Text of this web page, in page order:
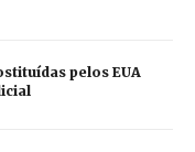
pelos EUA